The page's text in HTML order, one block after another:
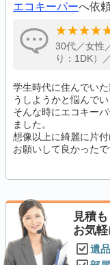
エコキーパーへ依
30代／女性
り：1DK）
学生時代に住んでい
うしようかと悩んでい
そんな時にエコキー
ました。
想像以上に綺麗に片
お願いして良かったで
見積
お気
遺